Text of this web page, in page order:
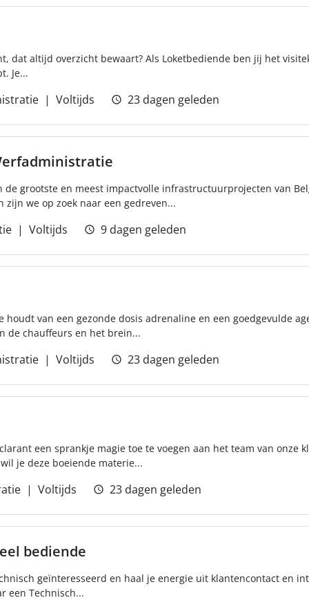
dat altijd overzicht bewaart? Als Loketbediende ben jij het
Je...
Voltijds 23 dagen geleden
de grootste en meest impactvolle infrastructuurprojecten van
we op zoek naar een gedreven...
Voltijds 9 dagen geleden
houdt van een gezonde dosis adrenaline en een goedgevulde
de chauffeurs en het brein...
Voltijds 23 dagen geleden
een sprankje magie toe te voegen aan het team van onze
je deze boeiende materie...
Voltijds 23 dagen geleden
bediende
geïnteresseerd en haal je energie uit klantencontact en
een Technisch...